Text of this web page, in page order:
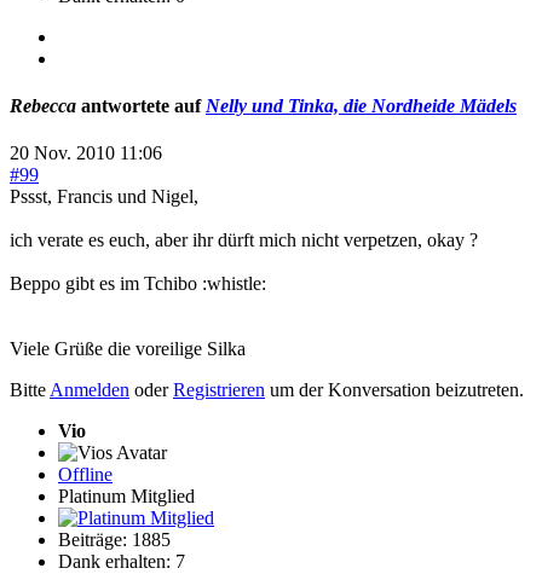
Rebecca antwortete auf Nelly und Tinka, die Nordheide Mädels
20 Nov. 2010 11:06
#99
Pssst, Francis und Nigel,
ich verate es euch, aber ihr dürft mich nicht verpetzen, okay ?
Beppo gibt es im Tchibo :whistle:
Viele Grüße die voreilige Silka
BitteAnmelden oderRegistrieren um der Konversation beizutreten.
Vio
Offline
Platinum Mitglied
Beiträge: 1885
Dank erhalten: 7